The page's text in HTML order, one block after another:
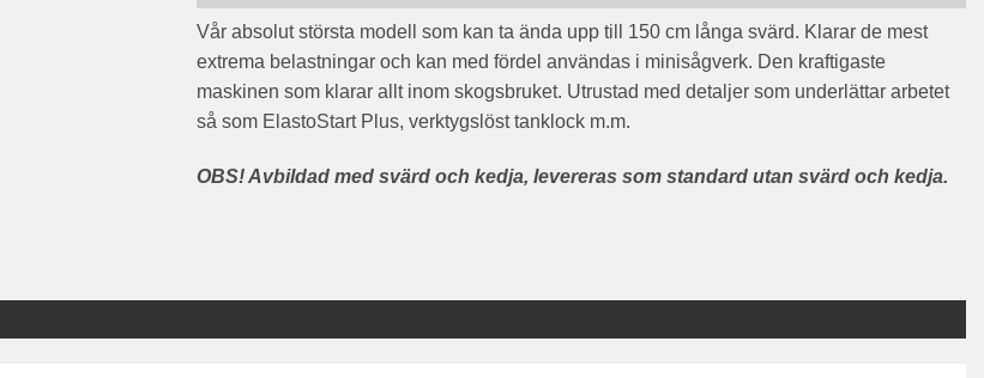
Vår absolut största modell som kan ta ända upp till 150 cm långa svärd. Klarar de mest
extrema belastningar och kan med fördel användas i minisågverk. Den kraftigaste
maskinen som klarar allt inom skogsbruket. Utrustad med detaljer som underlättar arbetet
så som ElastoStart Plus, verktygslöst tanklock m.m.
OBS! Avbildad med svärd och kedja, levereras som standard utan svärd och kedja.